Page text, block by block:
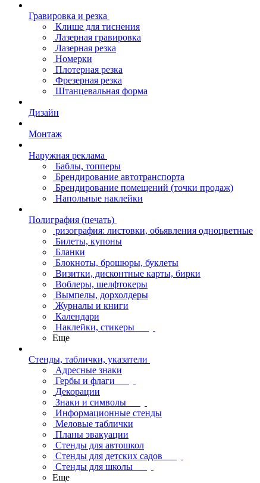
Гравировка и резка
Клише для тиснения
Лазерная гравировка
Лазерная резка
Номерки
Плотерная резка
Фрезерная резка
Штанцевальная форма
Дизайн
Монтаж
Наружная реклама
Баблы, топперы
Брендирование автотранспорта
Брендирование помещений (точки продаж)
Напольные наклейки
Полиграфия (печать)
ризография: листовки, обьявления одноцветные
Билеты, купоны
Бланки
Блокноты, брошюры, буклеты
Визитки, дисконтные карты, бирки
Воблеры, шелфтокеры
Вымпелы, дорхолдеры
Журналы и книги
Календари
Наклейки, стикеры
Еще
Стенды, таблички, указатели
Адресные знаки
Гербы и флаги
Декорации
Знаки и символы
Информационные стенды
Меловые таблички
Планы эвакуации
Стенды для автошкол
Стенды для детских садов
Стенды для школы
Еще